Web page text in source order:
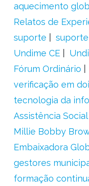
aquecimento
Relatos de
suporte
Undime CE
Fórum Ordinário
verificação em
tecnologia da
Assistência Social
Millie Bobby
Embaixadora
gestores
formação